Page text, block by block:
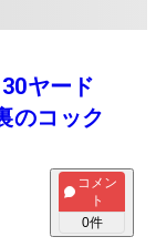
ヤード
のコック
コメン
ト
0件